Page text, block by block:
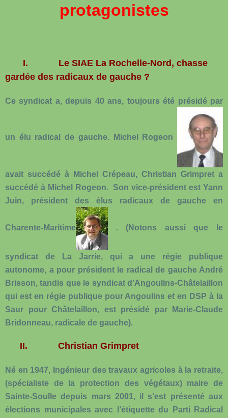
protagonistes
I.
Le SIAE La Rochelle-Nord, chasse
gardée des radicaux de gauche ?
Ce syndicat a, depuis 40 ans, toujours été présidé par
un élu radical de gauche. Michel Rogeon
avait succédé à Michel Crépeau, Christian Grimpret a
succédé à Michel Rogeon. Son vice-président est Yann
Juin, président des élus radicaux de gauche en
Charente-Maritime . (Notons aussi que le
syndicat de La Jarrie, qui a une régie publique
autonome, a pour président le radical de gauche André
Brisson, tandis que le syndicat d’Angoulins-Châtelaillon
qui est en régie publique pour Angoulins et en DSP à la
Saur pour Châtelaillon, est présidé par Marie-Claude
Bridonneau, radicale de gauche).
II. Christian Grimpret
Né en 1947, Ingénieur des travaux agricoles à la retraite,
(spécialiste de la protection des végétaux) maire de
Sainte-Soulle depuis mars 2001, il s’est présenté aux
élections municipales avec l’étiquette du Parti Radical